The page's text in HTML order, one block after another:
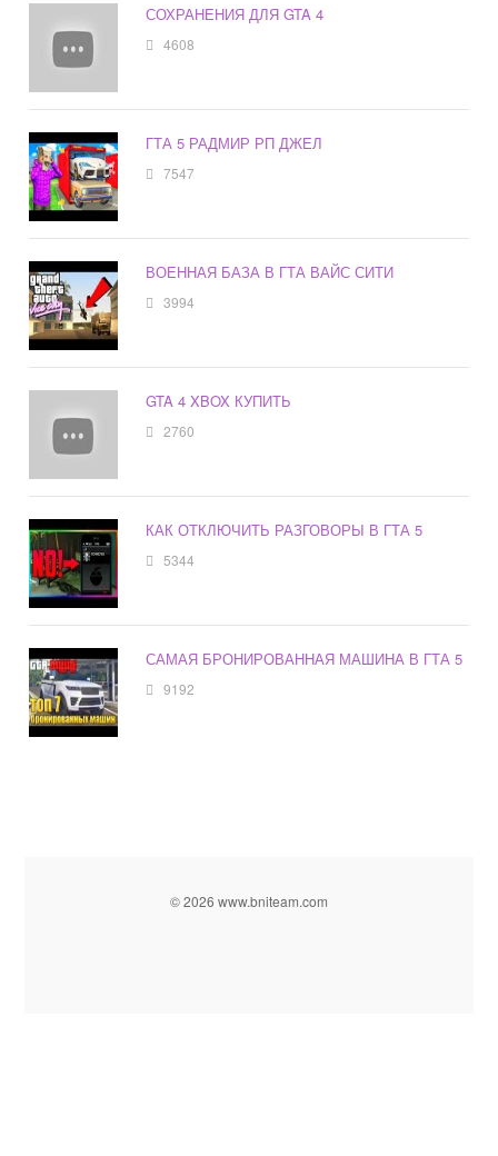
СОХРАНЕНИЯ ДЛЯ GTA 4
4608
ГТА 5 РАДМИР РП ДЖЕЛ
7547
ВОЕННАЯ БАЗА В ГТА ВАЙС СИТИ
3994
GTA 4 XBOX КУПИТЬ
2760
КАК ОТКЛЮЧИТЬ РАЗГОВОРЫ В ГТА 5
5344
САМАЯ БРОНИРОВАННАЯ МАШИНА В ГТА 5
9192
© 2026 www.bniteam.com